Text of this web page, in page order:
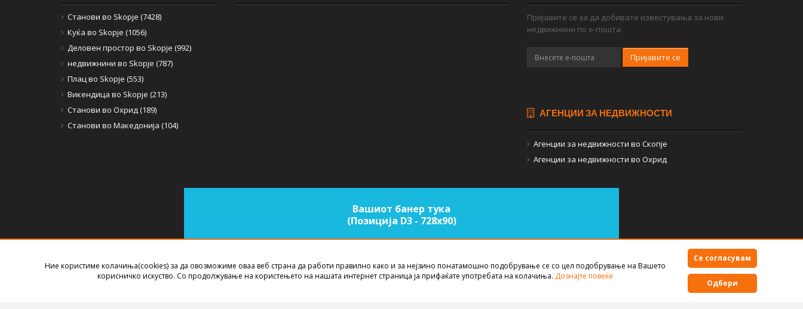
Станови во Skopje (7428)
Куќа во Skopje (1056)
Деловен простор во Skopje (992)
недвижнини во Skopje (787)
Плац во Skopje (553)
Викендица во Skopje (213)
Станови во Охрид (189)
Станови во Македонија (104)
Пријавите се за да добивате известувања за нови
недвижнини по е-пошта
Пријавите се
АГЕНЦИИ ЗА НЕДВИЖНОСТИ
Агенции за недвижности во Скопје
Агенции за недвижности во Охрид
Вашиот банер тука
(Позиција D3 - 728х90)
СОФТВЕР ЗА АГЕНЦИИ ЗА НЕДВИЖНИНИИЗРАБОТЕН ОДBEST NET STUDIO2026 Правила за користење
Ние користиме колачиња(cookies) за да овозможиме оваа веб страна да работи правилно како и за нејзино понатамошно подобрување се со цел подобрување на Вашето
корисничко искуство. Со продолжување на користењето на нашата интернет страница ја прифаќате употребата на колачиња. Дознајте повеќе
Се согласувам
Одбери